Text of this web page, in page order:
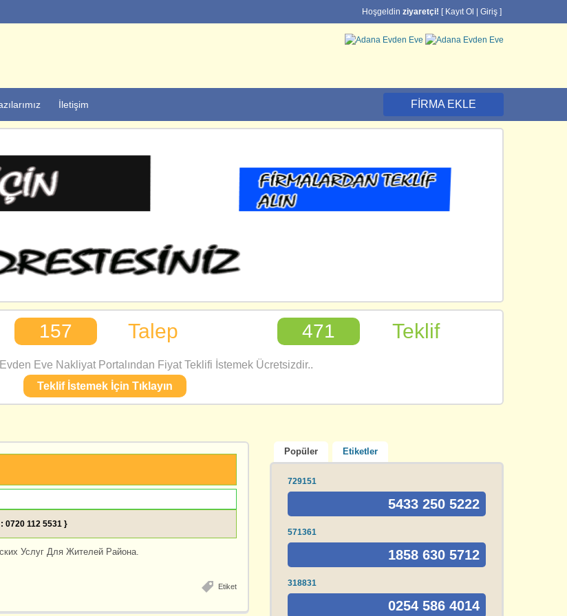
Hoşgeldin ziyaretçi! [ Kayıt Ol Giriş ]
İletişim FIRMA EKLE
157 Talep 471 Teklif
Eve Nakliyat Portalından Fiyat Teklifi İstemek Ücretsizdir..
Teklif İstemek İçin Tıklayın
0720 112 5531 }
Услуг Для Жителей Района.
Etiket
Popüler Etiketler
729151
5433 250 5222
571361
1858 630 5712
318831
0254 586 4014